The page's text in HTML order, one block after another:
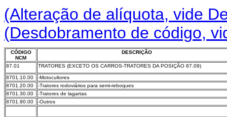
(Alteração de alíquota, vide
(Desdobramento de código,
CÓDIGO
NCM
DESCRIÇÃO
87.01 TRATORES (EXCETO OS CARROS-TRATORES DA POSIÇÃO 87.09)
8701.10.00
-Motocultores
8701.20.00
-Tratores rodoviários para semi-reboques
8701.30.00
-Tratores de lagartas
8701.90.00
-Outros